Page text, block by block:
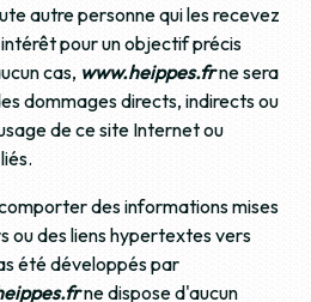
autre personne qui les recevez
pour un objectif précis
cas, www.heippes.frne sera
dommages directs, indirects ou
de ce site Internet ou
des informations mises
ou des liens hypertextes vers
été développés par
ne dispose d'aucun